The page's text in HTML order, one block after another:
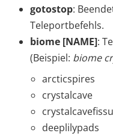
gotostop:
Teleportbefehls.
biome [NAME]:
(Beispiel: biome
arcticspires
crystalcave
deeplilypads